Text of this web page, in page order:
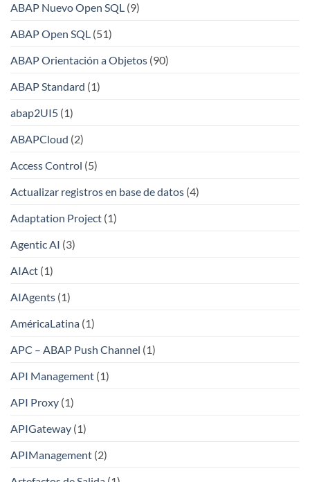
ABAP Nuevo Open SQL (9)
ABAP Open SQL (51)
ABAP Orientación a Objetos (90)
ABAP Standard (1)
abap2UI5 (1)
ABAPCloud (2)
Access Control (5)
Actualizar registros en base de datos (4)
Adaptation Project (1)
Agentic AI (3)
AIAct (1)
AIAgents (1)
AméricaLatina (1)
APC – ABAP Push Channel (1)
API Management (1)
API Proxy (1)
APIGateway (1)
APIManagement (2)